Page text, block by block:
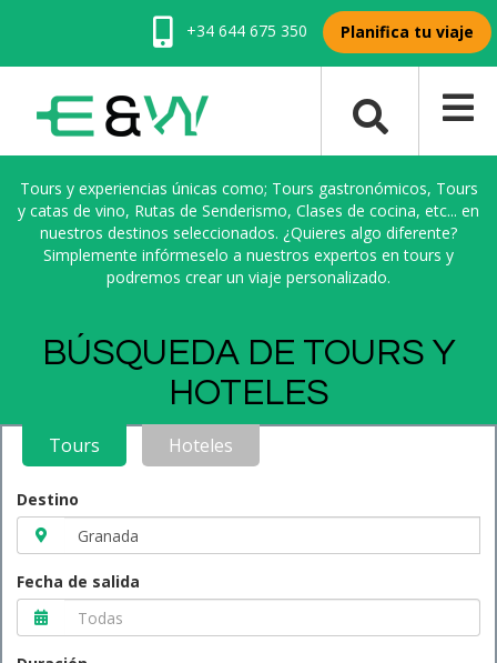
+34 644 675 350 Planifica tu viaje
Tours y experiencias únicas como; Tours gastronómicos, Tours
y catas de vino, Rutas de Senderismo, Clases de cocina, etc... en
nuestros destinos seleccionados. ¿Quieres algo diferente?
Simplemente infórmeselo a nuestros expertos en tours y
podremos crear un viaje personalizado.
BÚSQUEDA DE TOURS Y
HOTELES
Tours Hoteles
Destino
Fecha de salida